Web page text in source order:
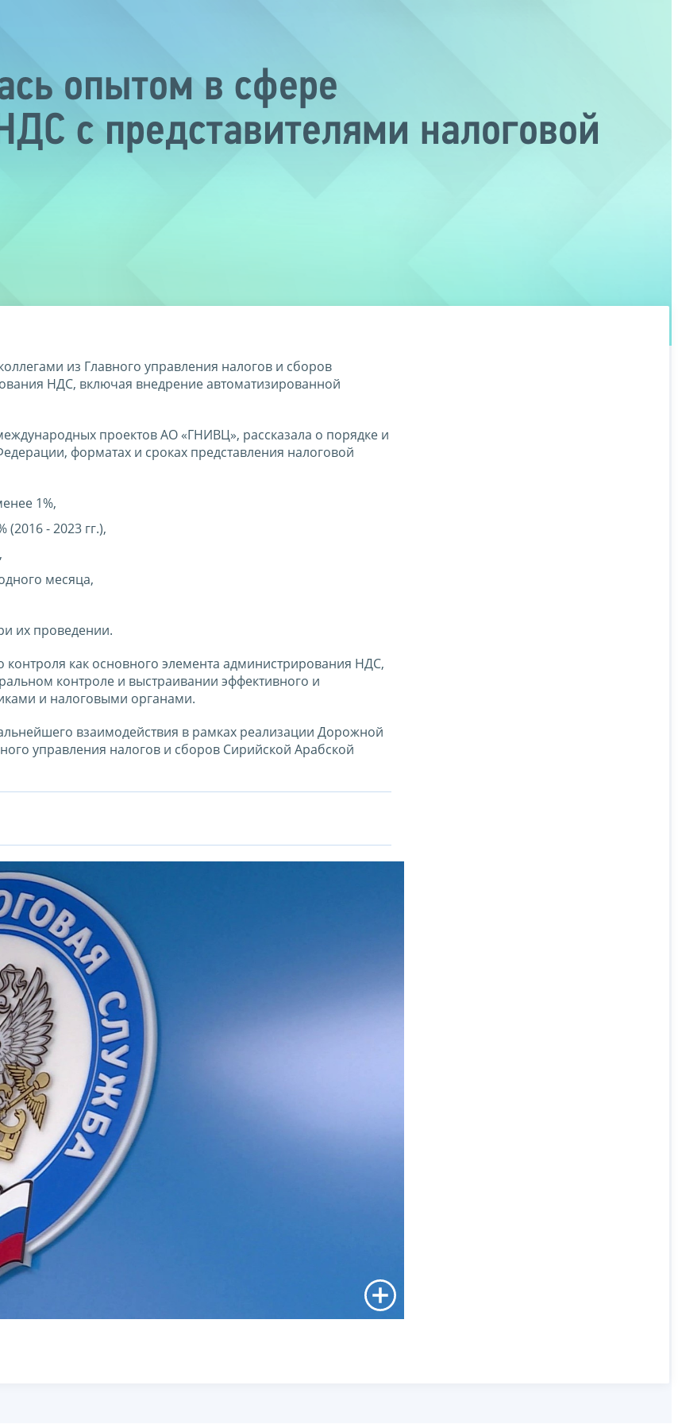
опытом в сфере
с представителями налоговой
из Главного управления налогов и сборов
НДС, включая внедрение автоматизированной
проектов АО «ГНИВЦ», рассказала о порядке и
форматах и сроках представления налоговой
1%,
- 2023 гг.),
месяца,
их проведении.
как основного элемента администрирования НДС,
контроле и выстраивании эффективного и
и налоговыми органами.
взаимодействия в рамках реализации Дорожной
управления налогов и сборов Сирийской Арабской